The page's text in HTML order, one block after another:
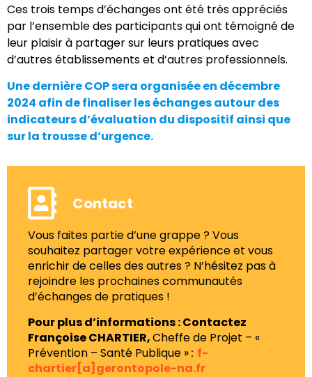
Ces trois temps d’échanges ont été très appréciés
par l’ensemble des participants qui ont témoigné de
leur plaisir à partager sur leurs pratiques avec
d’autres établissements et d’autres professionnels.
Une dernière COP sera organisée en décembre
2024 afin de finaliser les échanges autour des
indicateurs d’évaluation du dispositif ainsi que
sur la trousse d’urgence.
Contact
Vous faites partie d’une grappe ? Vous
souhaitez partager votre expérience et vous
enrichir de celles des autres ? N’hésitez pas à
rejoindre les prochaines communautés
d’échanges de pratiques !
Pour plus d’informations : Contactez
Françoise CHARTIER,Cheffe de Projet – «
Prévention – Santé Publique »: f-
chartier[a]gerontopole-na.fr